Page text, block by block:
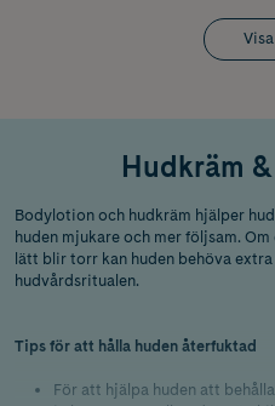
Hudkräm
Bodylotion och hudkräm hjälper
huden mjukare och mer följsam.
lätt blir torr kan huden behöva
hudvårdsritualen.
Tips för att hålla huden återfuktad
För att hjälpa huden att